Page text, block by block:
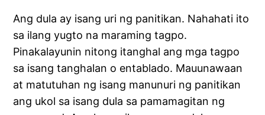
Ang dula ay isang uri ng panitikan. Nahahati ito
sa ilang yugto na maraming tagpo.
Pinakalayunin nitong itanghal ang mga tagpo
sa isang tanghalan o entablado. Mauunawaan
at matutuhan ng isang manunuri ng panitikan
ang ukol sa isang dula sa pamamagitan ng